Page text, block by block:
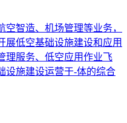
智造、机场管理等业务，
展低空基础设施建设和应用
理服务、低空应用作业飞
设施建设运营于-体的综合